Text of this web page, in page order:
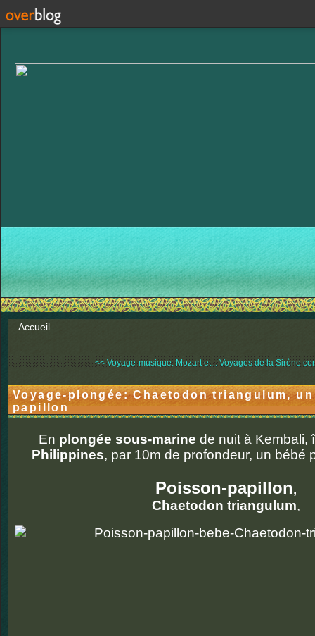
Accueil
<< Voyage-musique: Mozart et... Voyages de la Sirène
Voyage-plongée: Chaetodon triangulum,
papillon
En plongée sous-marine de nuit à Kembali,
Philippines, par 10m de profondeur, un bébé
Poisson-papillon,
Chaetodon triangulum,